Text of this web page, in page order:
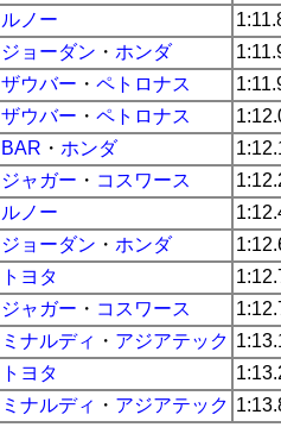
ルノー
ジョーダン ・ ホンダ
ザウバー ・ ペトロナス
ザウバー ・ ペトロナス
BAR ・ ホンダ
ジャガー ・ コスワース
ルノー
ジョーダン ・ ホンダ
トヨタ
ジャガー ・ コスワース
ミナルディ ・ アジアテック
トヨタ
ミナルディ ・ アジアテック